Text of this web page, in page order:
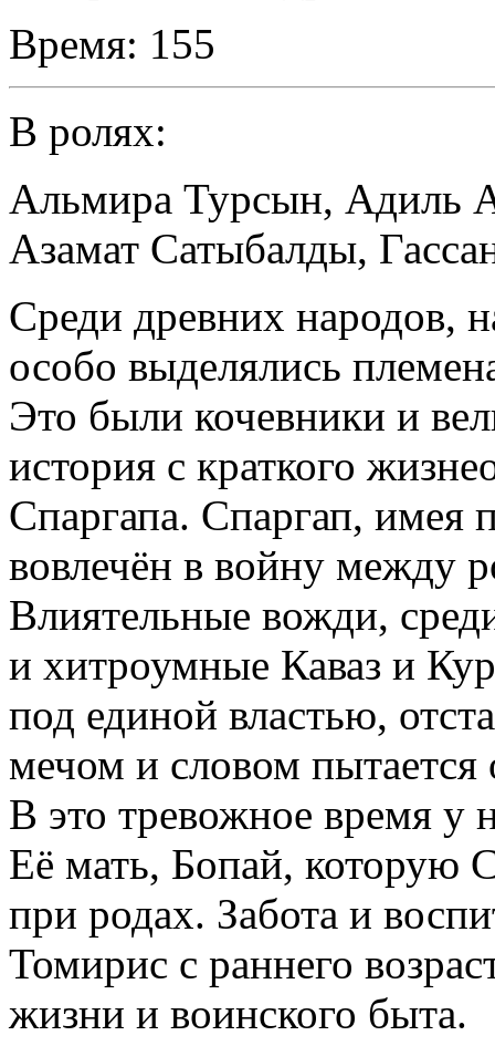
Время: 155
В ролях:
Альмира Турсын, Адиль
Азамат Сатыбалды,
Среди древних народов,
особо выделялись
Это были кочевники и
история с краткого
Спаргапа. Спаргап, имея
вовлечён в войну между
Влиятельные вожди,
и хитроумные Каваз и
под единой властью,
мечом и словом пытается
В это тревожное время у
Её мать, Бопай, которую
при родах. Забота и
Томирис с раннего
жизни и воинского быта.